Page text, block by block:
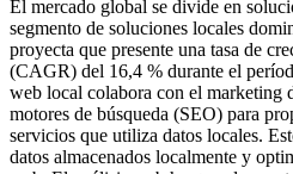
El mercado global se divide en
segmento de soluciones locales
proyecta que presente una tasa de
(CAGR) del 16,4 % durante el
web local colabora con el marketing
motores de búsqueda (SEO) para
servicios que utiliza datos locales.
datos almacenados localmente y